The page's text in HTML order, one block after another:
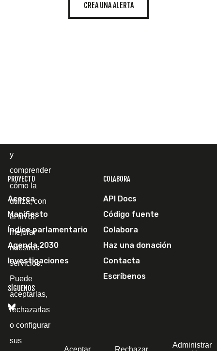
CREA UNA ALERTA
PROYECTO
Acerca
Manifiesto
Índice parlamentario
Agenda 2030
Investigaciones
COLABORA
API Docs
Código fuente
Colabora
Haz una donación
Contacta
Escríbenos
SÍGUENOS
y
comprender
cómo la
utiliza, con
el fin de
mejorar
nuestros
servicios.
Puede
aceptarlas,
rechazarlas
o configurar
sus
Aceptar
Rechazar
Administrar